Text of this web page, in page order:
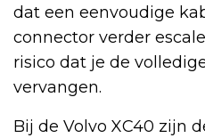
dat een eenvoudige
connector verder
risico dat je de
vervangen.
Bij de Volvo XC40 zijn